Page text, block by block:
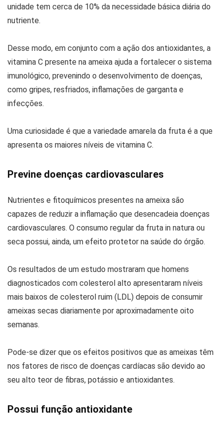
unidade tem cerca de 10% da necessidade básica diária do
nutriente.
Desse modo, em conjunto com a ação dos antioxidantes, a
vitamina C presente na ameixa ajuda a fortalecer o sistema
imunológico, prevenindo o desenvolvimento de doenças,
como gripes, resfriados, inflamações de garganta e
infecções.
Uma curiosidade é que a variedade amarela da fruta é a que
apresenta os maiores níveis de vitamina C.
Previne doenças cardiovasculares
Nutrientes e fitoquímicos presentes na ameixa são
capazes de reduzir a inflamação que desencadeia doenças
cardiovasculares. O consumo regular da fruta in natura ou
seca possui, ainda, um efeito protetor na saúde do órgão.
Os resultados de um estudo mostraram que homens
diagnosticados com colesterol alto apresentaram níveis
mais baixos de colesterol ruim (LDL) depois de consumir
ameixas secas diariamente por aproximadamente oito
semanas.
Pode-se dizer que os efeitos positivos que as ameixas têm
nos fatores de risco de doenças cardíacas são devido ao
seu alto teor de fibras, potássio e antioxidantes.
Possui função antioxidante